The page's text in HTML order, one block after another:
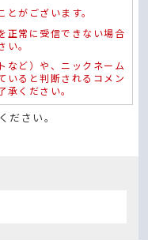
がございます。
正常に受信できない場合
い。
など）や、ニックネーム
いると判断されるコメン
承ください。
ださい。